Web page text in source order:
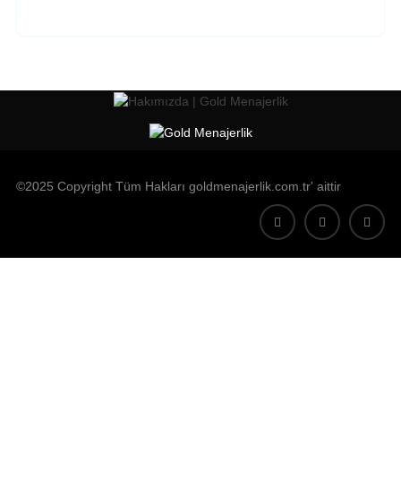
©2025 Copyright Tüm Hakları goldmenajerlik.com.tr' aittir